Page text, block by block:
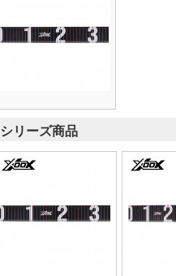
シリーズ商品